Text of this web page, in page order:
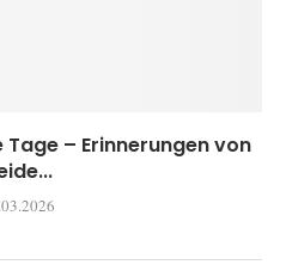
– Erinnerungen von